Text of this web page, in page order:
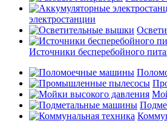
электростанции
Источники бесперебойного